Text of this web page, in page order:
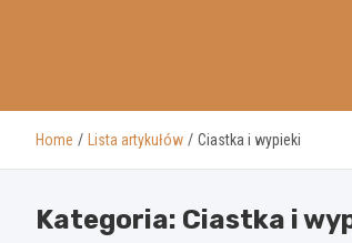
Home Lista artykułów Ciastka i wypieki
Kategoria: Ciastka i